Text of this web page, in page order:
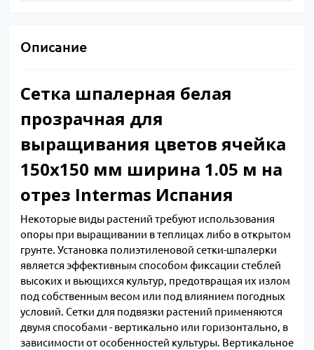
Описание
Сетка шпалерная белая
прозрачная для
выращивания цветов ячейка
150x150 мм ширина 1.05 м на
отрез Intermas Испания
Некоторые виды растений требуют использования
опоры при выращивании в теплицах либо в открытом
грунте. Установка полиэтиленовой сетки-шпалерки
является эффективным способом фиксации стеблей
высоких и вьющихся культур, предотвращая их излом
под собственным весом или под влиянием погодных
условий. Сетки для подвязки растений применяются
двумя способами - вертикально или горизонтально, в
зависимости от особенностей культуры. Вертикальное